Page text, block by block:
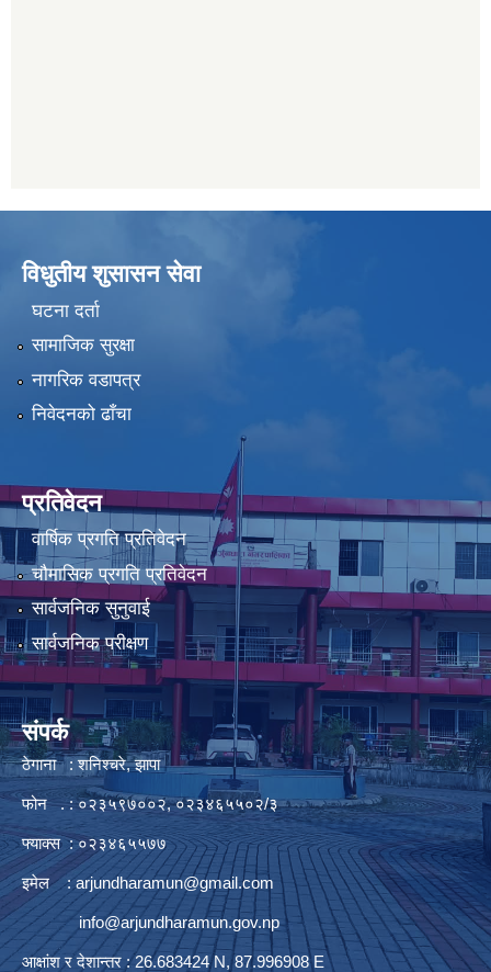
विधुतीय शुसासन सेवा
घटना दर्ता
सामाजिक सुरक्षा
नागरिक वडापत्र
निवेदनको ढाँचा
प्रतिवेदन
वार्षिक प्रगति प्रतिवेदन
चौमासिक प्रगति प्रतिवेदन
सार्वजनिक सुनुवाई
सार्वजनिक परीक्षण
संपर्क
ठेगाना : शनिश्चरे, झापा
फोन . : ०२३५९७००२, ०२३४६५५०२/३
फ्याक्स : ०२३४६५५७७
इमेल :arjundharamun@gmail.com
info@arjundharamun.gov.np
आक्षांश र देशान्तर : 26.683424 N, 87.996908 E